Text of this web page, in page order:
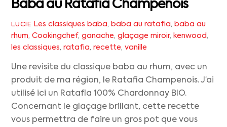
Baba au Ratafia Champenois
LUCIE Les classiques baba, baba au ratafia, baba au
rhum,Cookingchef,ganache,glaçage miroir, kenwood,
les classiques,ratafia,recette,vanille
Une revisite du classique baba au rhum, avec un
produit de ma région, le Ratafia Champenois. J’ai
utilisé ici un Ratafia 100% Chardonnay BIO.
Concernant le glaçage brillant, cette recette
vous permettra de faire un gros pot que vous